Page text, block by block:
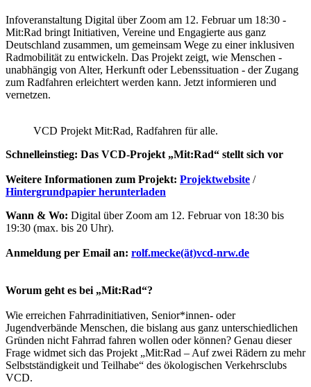
Infoveranstaltung Digital über Zoom am 12. Februar um 18:30 -
Mit:Rad bringt Initiativen, Vereine und Engagierte aus ganz
Deutschland zusammen, um gemeinsam Wege zu einer inklusiven
Radmobilität zu entwickeln. Das Projekt zeigt, wie Menschen -
unabhängig von Alter, Herkunft oder Lebenssituation - der Zugang
zum Radfahren erleichtert werden kann. Jetzt informieren und
vernetzen.
VCD Projekt Mit:Rad, Radfahren für alle.
Schnelleinstieg: Das VCD-Projekt „Mit:Rad“ stellt sich vor
Weitere Informationen zum Projekt: Projektwebsite /
Hintergrundpapier herunterladen
Wann & Wo: Digital über Zoom am 12. Februar von 18:30 bis
19:30 (max. bis 20 Uhr).
Anmeldung per Email an: rolf.mecke(ät)vcd-nrw.de
Worum geht es bei „Mit:Rad“?
Wie erreichen Fahrradinitiativen, Senior*innen- oder
Jugendverbände Menschen, die bislang aus ganz unterschiedlichen
Gründen nicht Fahrrad fahren wollen oder können? Genau dieser
Frage widmet sich das Projekt „Mit:Rad – Auf zwei Rädern zu mehr
Selbstständigkeit und Teilhabe“ des ökologischen Verkehrsclubs
VCD.